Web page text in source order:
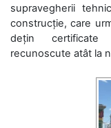
supravegherii
construcție, care
dețin certificate
recunoscute atât la